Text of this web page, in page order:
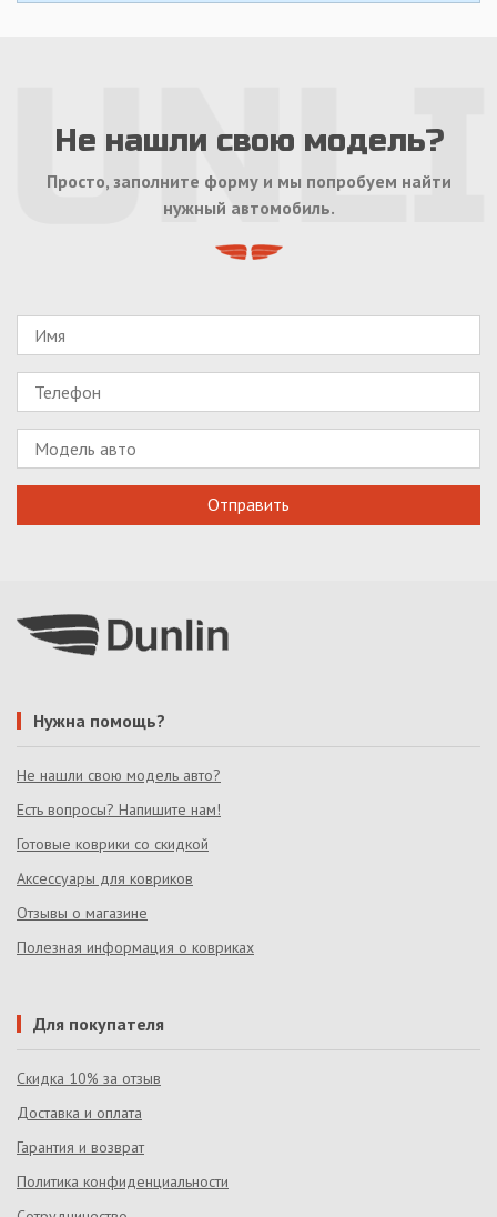
Не нашли свою модель?
Просто, заполните форму и мы попробуем найти
нужный автомобиль.
Нужна помощь?
Не нашли свою модель авто?
Есть вопросы? Напишите нам!
Готовые коврики со скидкой
Аксессуары для ковриков
Отзывы о магазине
Полезная информация о ковриках
Для покупателя
Скидка 10% за отзыв
Доставка и оплата
Гарантия и возврат
Политика конфиденциальности